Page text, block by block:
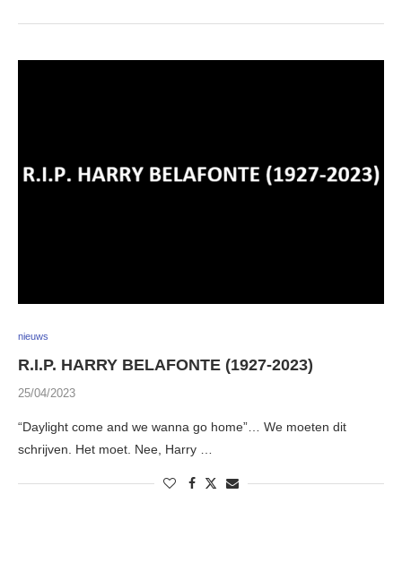
nieuws
R.I.P. HARRY BELAFONTE (1927-2023)
25/04/2023
“Daylight come and we wanna go home”… We moeten dit
schrijven. Het moet. Nee, Harry …